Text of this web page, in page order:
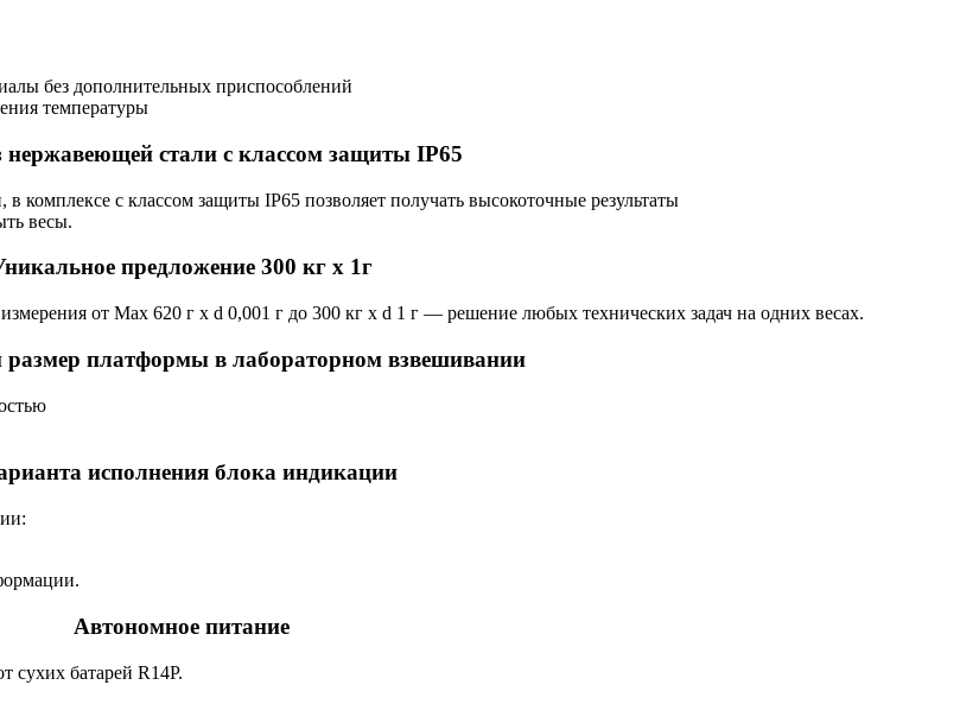
без дополнительных приспособлений
температуры
нержавеющей стали с классом защиты IP65
с классом защиты IP65 позволяет получать высокоточные результаты
весы.
предложение 300 кг х 1г
от Max 620 г х d 0,001 г до 300 кг х d 1 г — решение любых технических задач на одних весах.
платформы в лабораторном взвешивании
исполнения блока индикации
Автономное питание
сухих батарей R14P.